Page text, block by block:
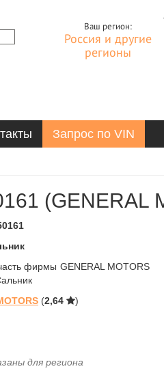
Ваш регион:
Россия и другие
регионы
Запрос по VIN
(GENERAL
фирмы GENERAL MOTORS
(2,64
)
для региона